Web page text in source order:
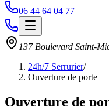
06 44 64 04 77
137 Boulevard Saint-
24h/7 Serrurier/
Ouverture de porte
Ouverture de